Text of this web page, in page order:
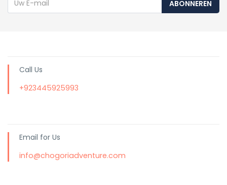
ABONNEREN
Call Us
+923445925993
Email for Us
info@chogoriadventure.com